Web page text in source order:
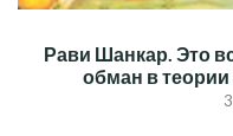
Рави Шанкар. Это
обман в теории